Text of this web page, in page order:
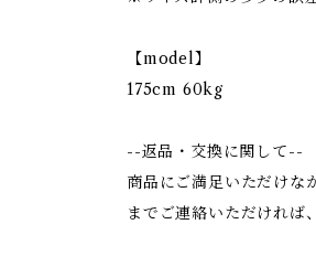
【model】
175cm 60kg
--返品・交換に関して--
商品にご満足いただけな
までご連絡いただければ